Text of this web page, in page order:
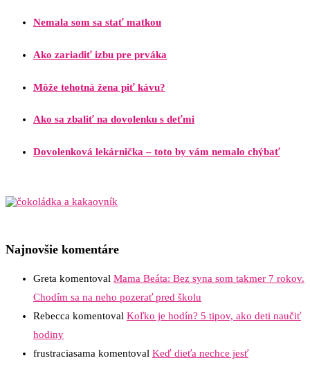
Nemala som sa stať matkou
Ako zariadiť izbu pre prváka
Môže tehotná žena piť kávu?
Ako sa zbaliť na dovolenku s deťmi
Dovolenková lekárnička – toto by vám nemalo chýbať
Najnovšie komentáre
Greta komentoval Mama Beáta: Bez syna som takmer 7 rokov.
Chodím sa na neho pozerať pred školu
Rebecca komentoval Koľko je hodín? 5 tipov, ako deti naučiť
hodiny
frustraciasama komentoval Keď dieťa nechce jesť